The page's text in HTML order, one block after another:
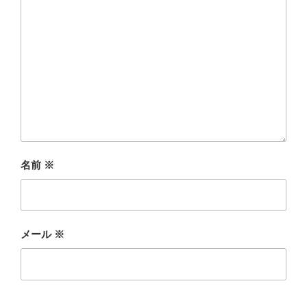
名前 ※
メール ※